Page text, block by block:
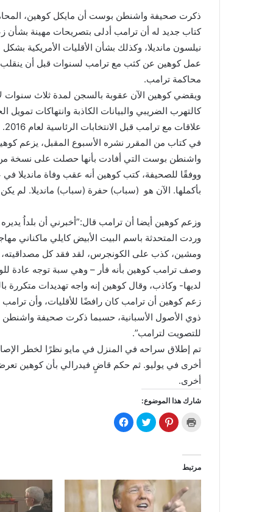
ذكرت صحيفة واشنطن بوست أن مايكل كوهين،
كتاب جديد له أن ترامب أدلى بتصريحات مهينة بشأن
نيلسون مانديلا، وكذلك بشأن الأقليات الأمريكية
عمل كوهين عن كثب مع ترامب لسنوات قبل أن
محاكمة ترامب.
ويقضي كوهين الآن عقوبة بالسجن لمدة ثلاث سنوات
كالتهرب الضريبي والبيانات الكاذبة وانتهاكات
علاقات مع ترامب قبل الانتخابات الرئاسية لعام 2016.
في كتاب من المقرر نشره الأسبوع المقبل، يزعم
واشنطن بوست التي أفادت بأنها حصلت على نسخة
بأكملها. الآن هو (سباب) حفرة (سباب) مانديلا. لم يكن
وزعم كوهين أيضا أن ترامب قال:”أخبرني أن بلداُ
وردت المتحدثة باسم البيت الأبيض كايلي ماكناني
ومشين، كذب على الكونجرس، لقد فقد كل مصداقيته،
وصف ترامب كوهين بأنه فأر – وهي سبة توجه عادة
لديها- وكاذب، وقال كوهين إنه واجه تهديدات متكررة
ذوي الأصول الأسبانية، حسبما ذكرت صحيفة واشنطن
للتصويت لترامب”.
أخرى في يوليو. ثم حكم قاضٍ فيدرالي بأن كوهين تعرض
أخرى.
شارك هذا الموضوع:
ل
ط
ب
ا
ع
ة
ف
ض
ا
ع
ض
ا
ر
ك
ة
ع
ن
ا
ر
ك
ة
ع
مرتبط